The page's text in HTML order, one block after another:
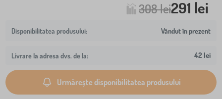
308 lei291 lei
Vândut în prezent
Livrare la adresa dvs. de la: 42 lei
Urmărește disponibilitatea produsului